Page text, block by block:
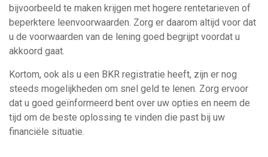
bijvoorbeeld te maken krijgen met hogere rentetarieven of
beperktere leenvoorwaarden. Zorg er daarom altijd voor dat
u de voorwaarden van de lening goed begrijpt voordat u
akkoord gaat.
Kortom, ook als u een BKR registratie heeft, zijn er nog
steeds mogelijkheden om snel geld te lenen. Zorg ervoor
dat u goed geïnformeerd bent over uw opties en neem de
tijd om de beste oplossing te vinden die past bij uw
financiële situatie.